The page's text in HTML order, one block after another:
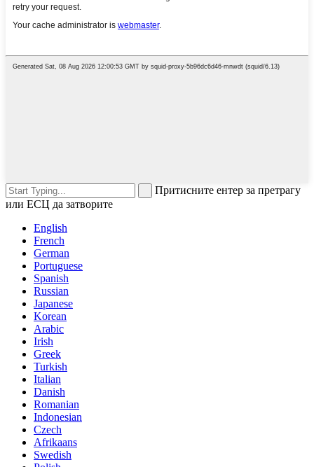
Притисните ентер за претрагу
или ЕСЦ да затворите
English
French
German
Portuguese
Spanish
Russian
Japanese
Korean
Arabic
Irish
Greek
Turkish
Italian
Danish
Romanian
Indonesian
Czech
Afrikaans
Swedish